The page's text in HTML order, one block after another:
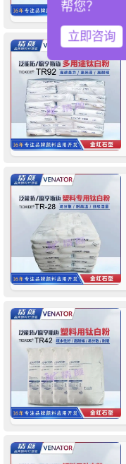
帮您？
立即咨询